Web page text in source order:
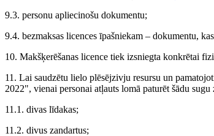
9.3. personu apliecinošu dokumentu;
9.4. bezmaksas licences īpašniekam – dokumentu,
10. Makšķerēšanas licence tiek izsniegta konkrētai
11. Lai saudzētu lielo plēsējzivju resursu un
2022", vienai personai atļauts lomā paturēt šādu sugu
11.1. divas līdakas;
11.2. divus zandartus;